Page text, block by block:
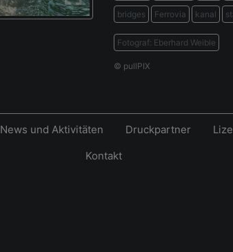
bridges Ferrovia kanal
Fotograf: Eberhard Weible
© pullPIX
News und Aktivitäten Druckpartner
Kontakt